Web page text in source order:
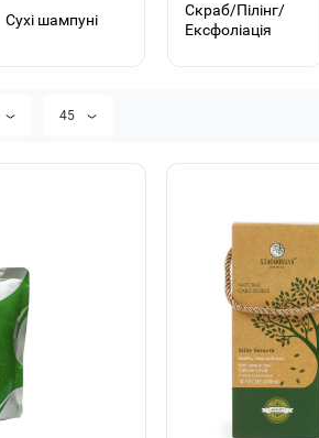
Сухі шампуні
Скраб/Пілінг/
Ексфоліація
45